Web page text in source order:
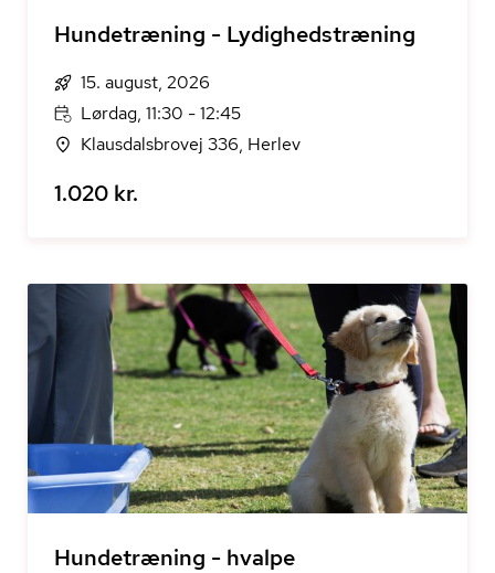
Hundetræning - Lydighedstræning
15. august, 2026
Lørdag, 11:30 - 12:45
Klausdalsbrovej 336, Herlev
1.020 kr.
Hundetræning - hvalpe